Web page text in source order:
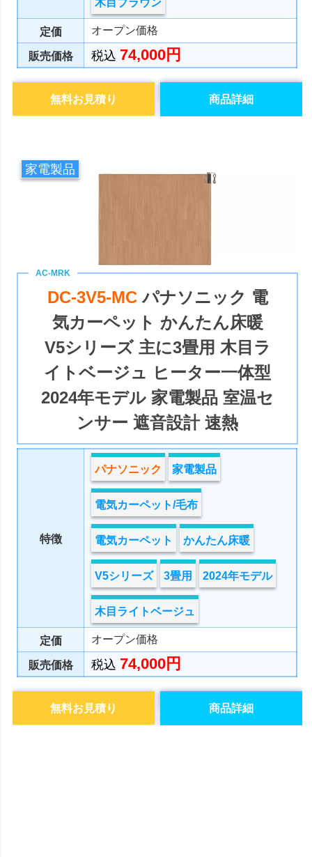
木目ブラウン
定価 オープン価格
販売価格 税込 74,000円
商品詳細
無料お見積り
家電製品
DC-3V5-MCパナソニック 電
気カーペット かんたん床暖
V5シリーズ 主に3畳用 木目ラ
イトベージュ ヒーター一体型
2024年モデル 家電製品 室温セ
ンサー 遮音設計 速熱
特徴
パナソニック 家電製品
電気カーペット/毛布
電気カーペット かんたん床暖
V5シリーズ 3畳用 2024年モデル
木目ライトベージュ
定価 オープン価格
販売価格 税込 74,000円
商品詳細
無料お見積り